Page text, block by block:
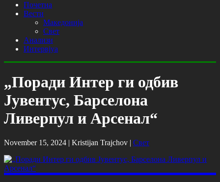
Почетна
Вести
Македонија
Свет
Анализи
Интервјуа
„Поради Интер ги одбив
Јувентус, Барселона
Ливерпул и Арсенал“
November 15, 2024 | Kristijan Trajchov | Свет